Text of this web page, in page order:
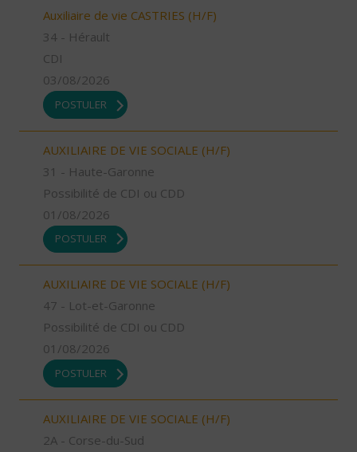
Auxiliaire de vie CASTRIES (H/F)
34 - Hérault
CDI
03/08/2026
POSTULER
AUXILIAIRE DE VIE SOCIALE (H/F)
31 - Haute-Garonne
Possibilité de CDI ou CDD
01/08/2026
POSTULER
AUXILIAIRE DE VIE SOCIALE (H/F)
47 - Lot-et-Garonne
Possibilité de CDI ou CDD
01/08/2026
POSTULER
AUXILIAIRE DE VIE SOCIALE (H/F)
2A - Corse-du-Sud